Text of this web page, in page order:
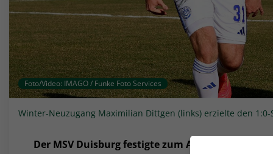
Foto/Video: IMAGO / Funke Foto Services
Winter-Neuzugang Maximilian Dittgen (links) erzielte den
Der MSV Duisburg festigte zum Abschluss des